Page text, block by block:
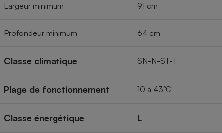
Largeur minimum 91 cm
Profondeur minimum 64 cm
Classe climatique SN-N-ST-T
Plage de fonctionnement 10 à 43°C
Classe énergétique E